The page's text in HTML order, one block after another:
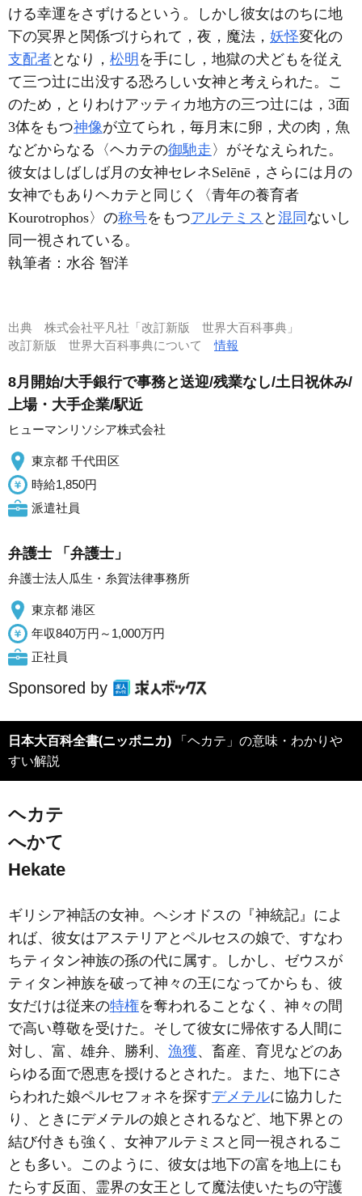
ける幸運をさずけるという。しかし彼女はのちに地
下の冥界と関係づけられて，夜，魔法， 妖怪変化の
支配者となり， 松明 を手にし，地獄の犬どもを従え
て三つ辻に出没する恐ろしい女神と考えられた。こ
のため，とりわけアッティカ地方の三つ辻には，3面
3体をもつ神像が立てられ，毎月末に卵，犬の肉，魚
などからなる〈ヘカテの御馳走〉がそなえられた。
彼女はしばしば月の女神セレネSelēnē，さらには月の
女神でもありヘカテと同じく〈青年の養育者
Kourotrophos〉の称号をもつアルテミス と 混同 ないし
同一視されている。
執筆者： 水谷 智洋
出典 株式会社平凡社「改訂新版 世界大百科事典」
改訂新版 世界大百科事典について情報
8月開始/大手銀行で事務と送迎/残業なし/土日祝休み/
上場・大手企業/駅近
ヒューマンリソシア株式会社
東京都 千代田区
時給1,850円
派遣社員
弁護士 「弁護士」
弁護士法人瓜生・糸賀法律事務所
東京都 港区
年収840万円～1,000万円
正社員
Sponsored by
日本大百科全書(ニッポニカ) 「ヘカテ」の意味・わかりや
すい解説
ヘカテ
へかて
Hekate
ギリシア神話の女神。ヘシオドスの『神統記』によ
れば、彼女はアステリアとペルセスの娘で、すなわ
ちティタン神族の孫の代に属す。しかし、ゼウスが
ティタン神族を破って神々の王になってからも、彼
女だけは従来の特権を奪われることなく、神々の間
で高い尊敬を受けた。そして彼女に帰依する人間に
対し、富、雄弁、勝利、 漁獲、畜産、育児などのあ
らゆる面で恩恵を授けるとされた。また、地下にさ
らわれた娘ペルセフォネを探すデメテルに協力した
り、ときにデメテルの娘とされるなど、地下界との
結び付きも強く、女神アルテミスと同一視されるこ
とも多い。このように、彼女は地下の富を地上にも
たらす反面、霊界の女王として魔法使いたちの守護